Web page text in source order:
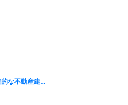
な不動産建築